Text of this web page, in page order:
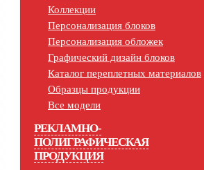
Коллекции
Персонализация блоков
Персонализация обложек
Графический дизайн блоков
Каталог переплетных материалов
Образцы продукции
Все модели
РЕКЛАМНО-
ПОЛИГРАФИЧЕСКАЯ
ПРОДУКЦИЯ